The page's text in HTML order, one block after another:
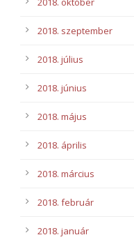
2018. szeptember
2018. július
2018. június
2018. május
2018. április
2018. március
2018. február
2018. január